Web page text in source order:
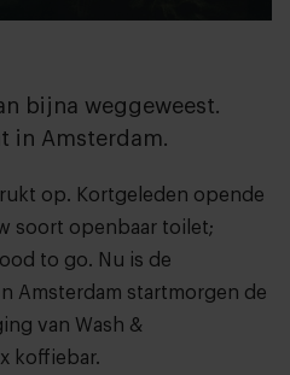
bijna weggeweest.
in Amsterdam.
op. Kortgeleden opende
soort openbaar toilet;
to go. Nu is de
Amsterdam startmorgen de
van Wash &
koffiebar.